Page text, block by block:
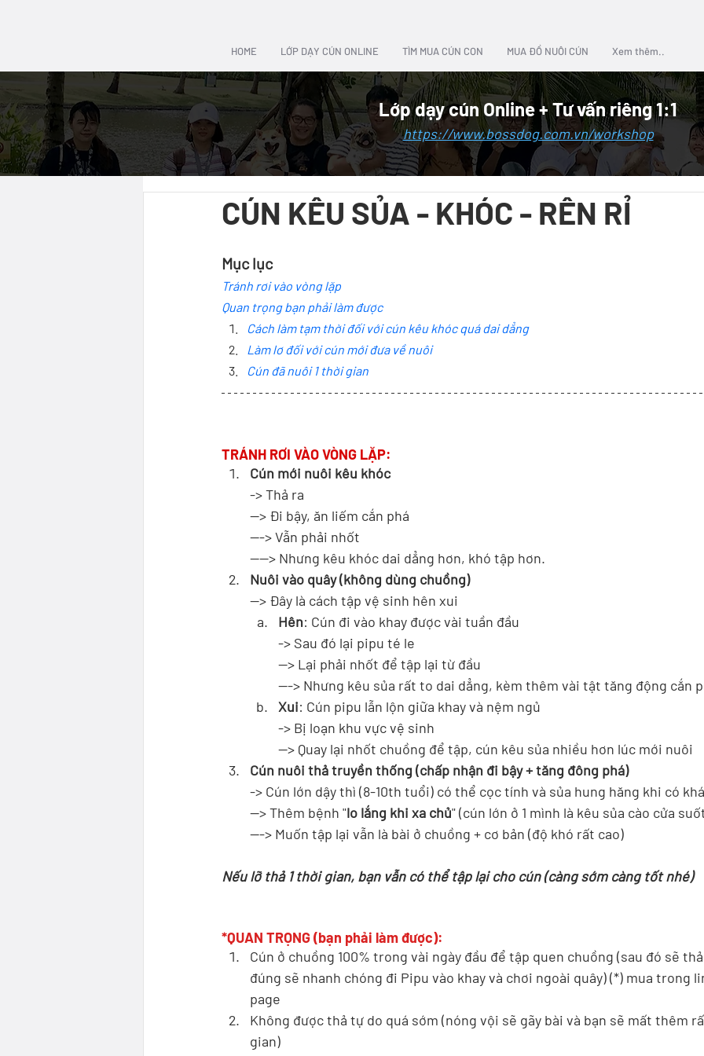
HOME LỚP DẠY CÚN ONLINE TÌM MUA CÚN CON MUA ĐỒ NUÔI CÚN Xem thêm..
Lớp dạy cún Online + Tư vấn riêng 1:1
https://www.bossdog.com.vn/workshop
CÚN KÊU SỦA - KHÓC - RÊN RỈ
Mục lục
Tránh rơi vào vòng lặp
Quan trọng bạn phải làm được
Cách làm tạm thời đối với cún kêu khóc quá dai dẳng
Làm lơ đối với cún mới đưa về nuôi
Cún đã nuôi 1 thời gian
TRÁNH RƠI VÀO VÒNG LẶP:
Cún mới nuôi kêu khóc
-> Thả ra
--> Đi bậy, ăn liếm cắn phá
---> Vẫn phải nhốt
----> Nhưng kêu khóc dai dẳng hơn, khó tập hơn.
Nuôi vào quây (không dùng chuồng)
--> Đây là cách tập vệ sinh hên xui
Hên: Cún đi vào khay được vài tuần đầu
-> Sau đó lại pipu té le
--> Lại phải nhốt để tập lại từ đầu
---> Nhưng kêu sủa rất to dai dẳng, kèm thêm vài tật tăng động cắn
Xui: Cún pipu lẫn lộn giữa khay và nệm ngủ
-> Bị loạn khu vực vệ sinh
--> Quay lại nhốt chuồng để tập, cún kêu sủa nhiều hơn lúc mới nuôi
Cún nuôi thả truyền thống (chấp nhận đi bậy + tăng đông phá)
-> Cún lớn dậy thì (8-10th tuổi) có thể cọc tính và sủa hung hăng khi có
--> Thêm bệnh "lo lắng khi xa chủ" (cún lớn ở 1 mình là kêu sủa cào cửa
---> Muốn tập lại vẫn là bài ở chuồng + cơ bản (độ khó rất cao)
Nếu lỡ thả 1 thời gian, bạn vẫn có thể tập lại cho cún (càng sớm càng tốt nhé)
*QUAN TRỌNG (bạn phải làm được):
Cún ở chuồng 100% trong vài ngày đầu để tập quen chuồng (sau đó sẽ
đúng sẽ nhanh chóng đi Pipu vào khay và chơi ngoài quây) (*) mua trong
page
Không được thả tự do quá sớm (nóng vội sẽ gãy bài và bạn sẽ mất thêm
gian)